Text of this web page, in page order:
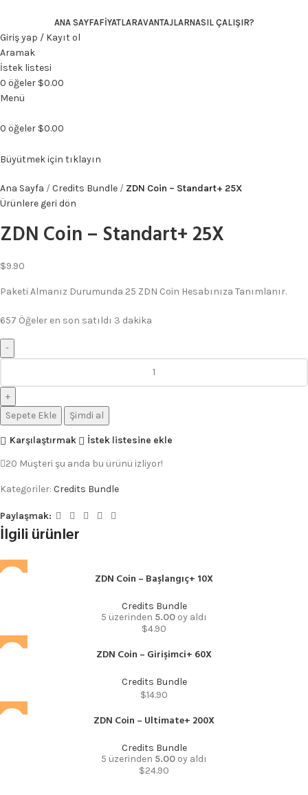
ANA SAYFAFIYATLARAVANTAJLARNASIL ÇALIŞIR?
Giriş yap / Kayıt ol
Aramak
İstek listesi
0 öğeler $0.00
Menü
0 öğeler $0.00
Büyütmek için tıklayın
Ana Sayfa Credits Bundle
ZDN Coin – Standart+ 25X
Ürünlere geri dön
ZDN Coin – Standart+ 25X
$9.90
Paketi Almanız Durumunda 25 ZDN Coin Hesabınıza Tanımlanır.
657 Öğeler en son satıldı 3 dakika
Sepete Ekle Şimdi al
Karşılaştırmak
İstek listesine ekle
20 Müşteri şu anda bu ürünü izliyor!
Kategoriler: Credits Bundle
Paylaşmak:
İlgili ürünler
ZDN Coin – Başlangıç+ 10X
Credits Bundle
5 üzerinden 5.00 oy aldı
$4.90
ZDN Coin – Girişimci+ 60X
Credits Bundle
$14.90
ZDN Coin – Ultimate+ 200X
Credits Bundle
5 üzerinden 5.00 oy aldı
$24.90